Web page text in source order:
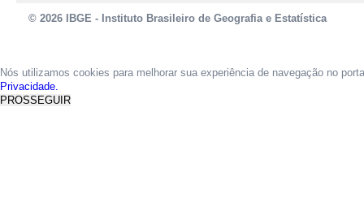
© 2026 IBGE - Instituto Brasileiro de Geografia e Estatística
Nós utilizamos cookies para melhorar sua experiência de navegação no
Privacidade.
PROSSEGUIR